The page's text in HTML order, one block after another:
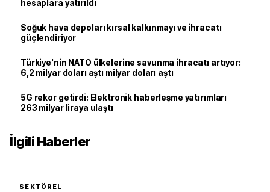
hesaplara yatırıldı
Soğuk hava depoları kırsal kalkınmayı ve ihracatı
güçlendiriyor
Türkiye'nin NATO ülkelerine savunma ihracatı artıyor:
6,2 milyar doları aştı milyar doları aştı
5G rekor getirdi: Elektronik haberleşme yatırımları
263 milyar liraya ulaştı
İlgili Haberler
SEKTÖREL